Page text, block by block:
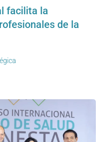
facilita la
de la